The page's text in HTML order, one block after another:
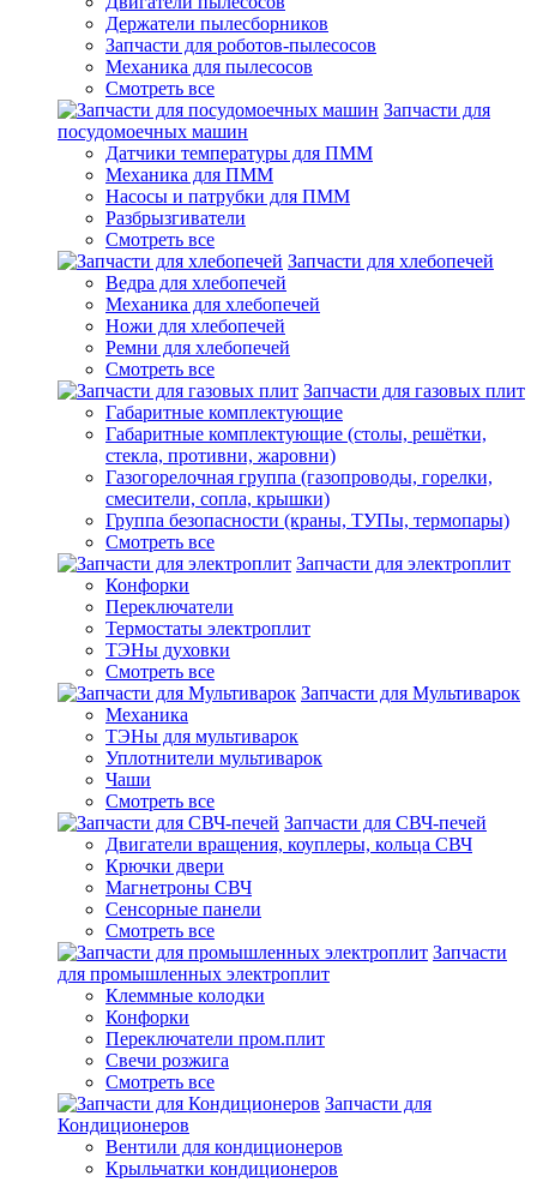
Держатели пылесборников
Запчасти для роботов-пылесосов
Механика для пылесосов
Смотреть все
Запчасти для
посудомоечных машин
Датчики температуры для ПММ
Механика для ПММ
Насосы и патрубки для ПММ
Разбрызгиватели
Смотреть все
Запчасти для хлебопечей
Ведра для хлебопечей
Механика для хлебопечей
Ножи для хлебопечей
Ремни для хлебопечей
Смотреть все
Запчасти для газовых плит
Габаритные комплектующие
Габаритные комплектующие (столы, решётки,
стекла, противни, жаровни)
Газогорелочная группа (газопроводы, горелки,
смесители, сопла, крышки)
Группа безопасности (краны, ТУПы, термопары)
Смотреть все
Запчасти для электроплит
Конфорки
Переключатели
Термостаты электроплит
ТЭНы духовки
Смотреть все
Запчасти для Мультиварок
Механика
ТЭНы для мультиварок
Уплотнители мультиварок
Чаши
Смотреть все
Запчасти для СВЧ-печей
Двигатели вращения, коуплеры, кольца СВЧ
Крючки двери
Магнетроны СВЧ
Сенсорные панели
Смотреть все
Запчасти
для промышленных электроплит
Клеммные колодки
Конфорки
Переключатели пром.плит
Свечи розжига
Смотреть все
Запчасти для
Кондиционеров
Вентили для кондиционеров
Крыльчатки кондиционеров